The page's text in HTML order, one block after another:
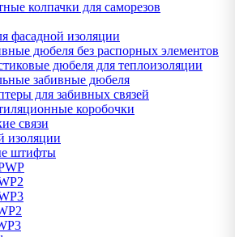
колпачки для саморезов
фасадной изоляции
дюбеля без распорных элементов
дюбеля для теплоизоляции
забивные дюбеля
для забивных связей
коробочки
связи
изоляции
штифты